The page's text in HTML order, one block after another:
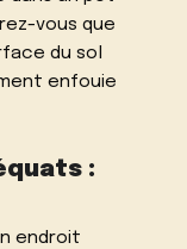
vous que
du sol
enfouie
:
endroit